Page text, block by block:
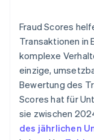
Fraud Scores
Transaktionen in
komplexe
einzige,
Bewertung des
Scores hat für
sie zwischen
des jährlichen